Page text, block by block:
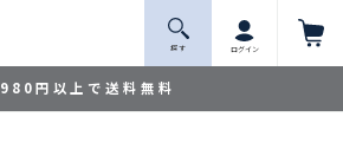
円以上で送料無料
探 す ログイン